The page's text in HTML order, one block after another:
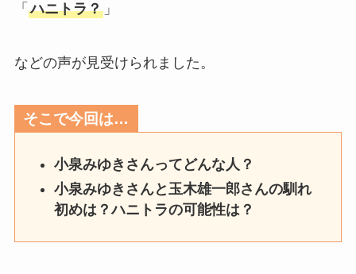
「 ハニトラ？」
などの声が見受けられました。
そこで今回は…
小泉みゆきさんってどんな人？
小泉みゆきさんと玉木雄一郎さんの馴れ
初めは？ハニトラの可能性は？